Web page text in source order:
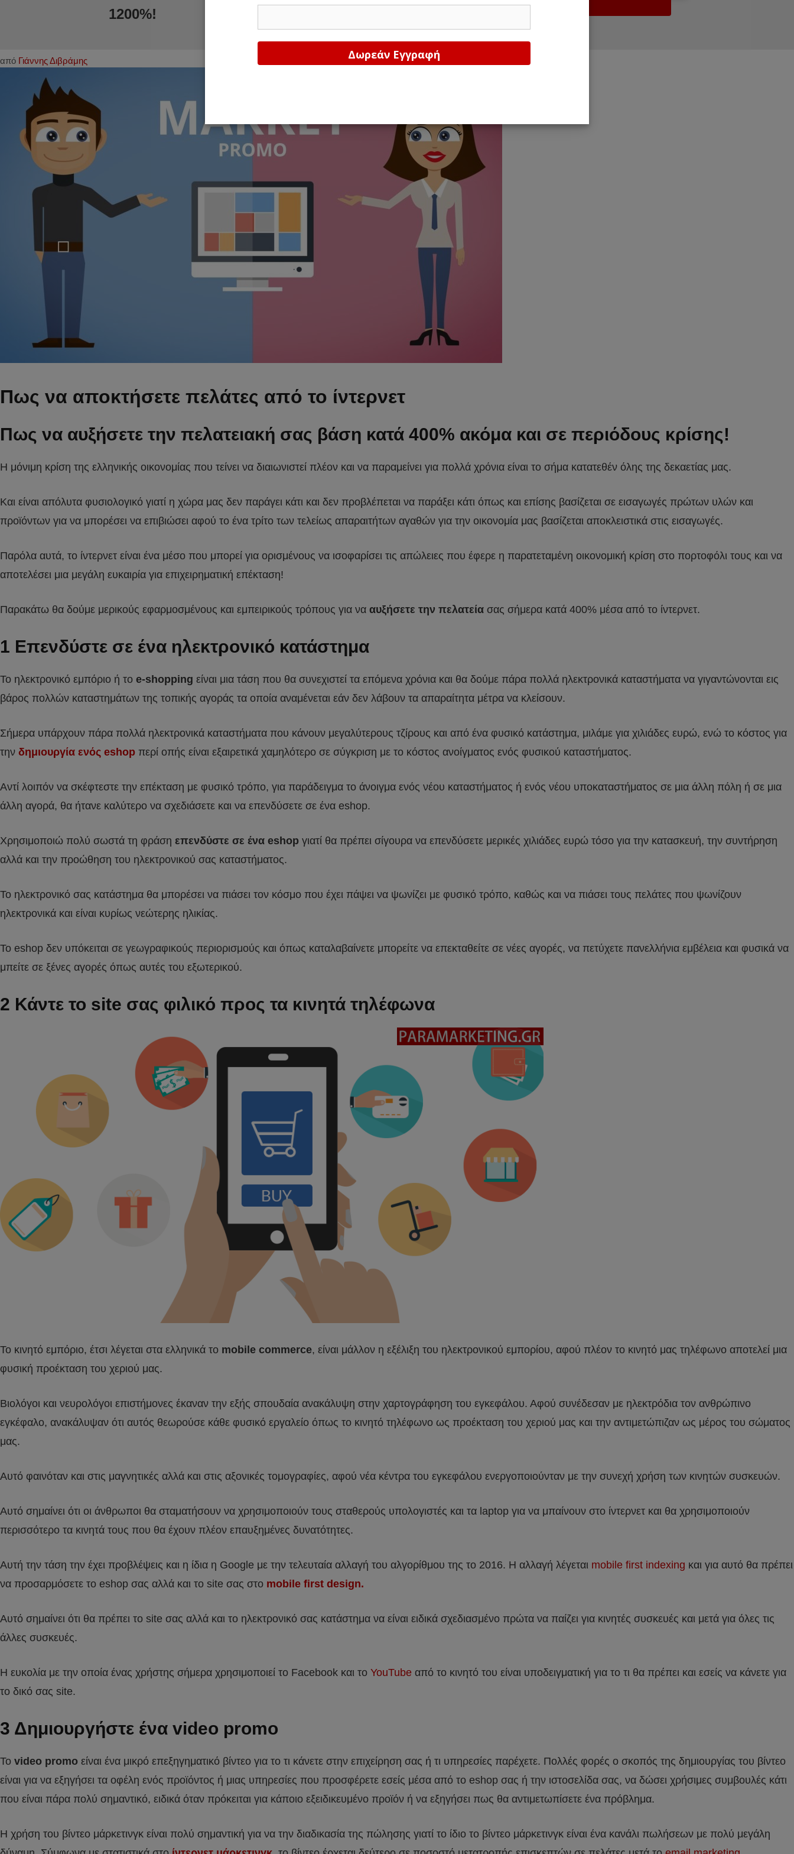
1200%!
από Γιάννης Διβράμης
Πως να αποκτήσετε πελάτες από το ίντερνετ
Πως να αυξήσετε την πελατειακή σας βάση κατά 400% ακόμα και σε περιόδους κρίσης!
Η μόνιμη κρίση της ελληνικής οικονομίας που τείνει να διαιωνιστεί πλέον και να παραμείνει για πολλά χρόνια είναι το σήμα κατατεθέν όλης της δεκαετίας μας.
Και είναι απόλυτα φυσιολογικό γιατί η χώρα μας δεν παράγει κάτι και δεν προβλέπεται να παράξει κάτι όπως και επίσης βασίζεται σε εισαγωγές πρώτων υλών και
προϊόντων για να μπορέσει να επιβιώσει αφού το ένα τρίτο των τελείως απαραιτήτων αγαθών για την οικονομία μας βασίζεται αποκλειστικά στις εισαγωγές.
Παρόλα αυτά, το ίντερνετ είναι ένα μέσο που μπορεί για ορισμένους να ισοφαρίσει τις απώλειες που έφερε η παρατεταμένη οικονομική κρίση στο πορτοφόλι τους και να
αποτελέσει μια μεγάλη ευκαιρία για επιχειρηματική επέκταση!
Παρακάτω θα δούμε μερικούς εφαρμοσμένους και εμπειρικούς τρόπους για να αυξήσετε την πελατεία σας σήμερα κατά 400% μέσα από το ίντερνετ.
1 Επενδύστε σε ένα ηλεκτρονικό κατάστημα
Το ηλεκτρονικό εμπόριο ή το e-shopping είναι μια τάση που θα συνεχιστεί τα επόμενα χρόνια και θα δούμε πάρα πολλά ηλεκτρονικά καταστήματα να γιγαντώνονται εις
βάρος πολλών καταστημάτων της τοπικής αγοράς τα οποία αναμένεται εάν δεν λάβουν τα απαραίτητα μέτρα να κλείσουν.
Σήμερα υπάρχουν πάρα πολλά ηλεκτρονικά καταστήματα που κάνουν μεγαλύτερους τζίρους και από ένα φυσικό κατάστημα, μιλάμε για χιλιάδες ευρώ, ενώ το κόστος για
την δημιουργία ενός eshop περί οπής είναι εξαιρετικά χαμηλότερο σε σύγκριση με το κόστος ανοίγματος ενός φυσικού καταστήματος.
Αντί λοιπόν να σκέφτεστε την επέκταση με φυσικό τρόπο, για παράδειγμα το άνοιγμα ενός νέου καταστήματος ή ενός νέου υποκαταστήματος σε μια άλλη πόλη ή σε μια
άλλη αγορά, θα ήτανε καλύτερο να σχεδιάσετε και να επενδύσετε σε ένα eshop.
Χρησιμοποιώ πολύ σωστά τη φράση επενδύστε σε ένα eshop γιατί θα πρέπει σίγουρα να επενδύσετε μερικές χιλιάδες ευρώ τόσο για την κατασκευή, την συντήρηση
αλλά και την προώθηση του ηλεκτρονικού σας καταστήματος.
Το ηλεκτρονικό σας κατάστημα θα μπορέσει να πιάσει τον κόσμο που έχει πάψει να ψωνίζει με φυσικό τρόπο, καθώς και να πιάσει τους πελάτες που ψωνίζουν
ηλεκτρονικά και είναι κυρίως νεώτερης ηλικίας.
Το eshop δεν υπόκειται σε γεωγραφικούς περιορισμούς και όπως καταλαβαίνετε μπορείτε να επεκταθείτε σε νέες αγορές, να πετύχετε πανελλήνια εμβέλεια και φυσικά να
μπείτε σε ξένες αγορές όπως αυτές του εξωτερικού.
2 Κάντε το site σας φιλικό προς τα κινητά τηλέφωνα
Το κινητό εμπόριο, έτσι λέγεται στα ελληνικά το mobile commerce, είναι μάλλον η εξέλιξη του ηλεκτρονικού εμπορίου, αφού πλέον το κινητό μας τηλέφωνο αποτελεί μια
φυσική προέκταση του χεριού μας.
Βιολόγοι και νευρολόγοι επιστήμονες έκαναν την εξής σπουδαία ανακάλυψη στην χαρτογράφηση του εγκεφάλου. Αφού συνέδεσαν με ηλεκτρόδια τον ανθρώπινο
εγκέφαλο, ανακάλυψαν ότι αυτός θεωρούσε κάθε φυσικό εργαλείο όπως το κινητό τηλέφωνο ως προέκταση του χεριού μας και την αντιμετώπιζαν ως μέρος του σώματος
μας.
Αυτό φαινόταν και στις μαγνητικές αλλά και στις αξονικές τομογραφίες, αφού νέα κέντρα του εγκεφάλου ενεργοποιούνταν με την συνεχή χρήση των κινητών συσκευών.
Αυτό σημαίνει ότι οι άνθρωποι θα σταματήσουν να χρησιμοποιούν τους σταθερούς υπολογιστές και τα laptop για να μπαίνουν στο ίντερνετ και θα χρησιμοποιούν
περισσότερο τα κινητά τους που θα έχουν πλέον επαυξημένες δυνατότητες.
Αυτή την τάση την έχει προβλέψεις και η ίδια η Google με την τελευταία αλλαγή του αλγορίθμου της το 2016. Η αλλαγή λέγεται mobile first indexing και για αυτό θα πρέπει
να προσαρμόσετε το eshop σας αλλά και το site σας στο mobile first design.
Αυτό σημαίνει ότι θα πρέπει το site σας αλλά και το ηλεκτρονικό σας κατάστημα να είναι ειδικά σχεδιασμένο πρώτα να παίζει για κινητές συσκευές και μετά για όλες τις
άλλες συσκευές.
Η ευκολία με την οποία ένας χρήστης σήμερα χρησιμοποιεί το Facebook και το YouTube από το κινητό του είναι υποδειγματική για το τι θα πρέπει και εσείς να κάνετε για
το δικό σας site.
3 Δημιουργήστε ένα video promo
To video promo είναι ένα μικρό επεξηγηματικό βίντεο για το τι κάνετε στην επιχείρηση σας ή τι υπηρεσίες παρέχετε. Πολλές φορές ο σκοπός της δημιουργίας του βίντεο
είναι για να εξηγήσει τα οφέλη ενός προϊόντος ή μιας υπηρεσίες που προσφέρετε εσείς μέσα από το eshop σας ή την ιστοσελίδα σας, να δώσει χρήσιμες συμβουλές κάτι
που είναι πάρα πολύ σημαντικό, ειδικά όταν πρόκειται για κάποιο εξειδικευμένο προϊόν ή να εξηγήσει πως θα αντιμετωπίσετε ένα πρόβλημα.
Η χρήση του βίντεο μάρκετινγκ είναι πολύ σημαντική για να την διαδικασία της πώλησης γιατί το ίδιο το βίντεο μάρκετινγκ είναι ένα κανάλι πωλήσεων με πολύ μεγάλη